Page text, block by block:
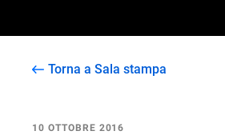
Torna a Sala stampa
10 OTTOBRE 2016